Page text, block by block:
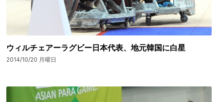
ウィルチェアーラグビー日本代表、地元韓国に白星
2014/10/20 月曜日